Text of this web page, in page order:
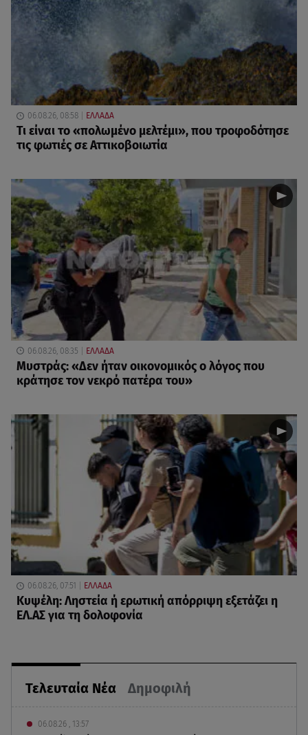
Τελευταία Νέα Δημοφιλή
06.08.26 , 13:57
06.08.26, 08:58 ΕΛΛΑΔΑ
Τι είναι το «πολωμένο μελτέμι», που τροφοδότησε
τις φωτιές σε Αττικοβοιωτία
06.08.26, 08:35 ΕΛΛΑΔΑ
Μυστράς: «Δεν ήταν οικονομικός ο λόγος που
κράτησε τον νεκρό πατέρα του»
06.08.26, 07:51 ΕΛΛΑΔΑ
Κυψέλη: Ληστεία ή ερωτική απόρριψη εξετάζει η
ΕΛ.ΑΣ για τη δολοφονία